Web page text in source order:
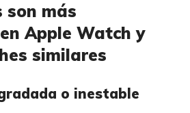
son más
Apple Watch y
similares
o inestable